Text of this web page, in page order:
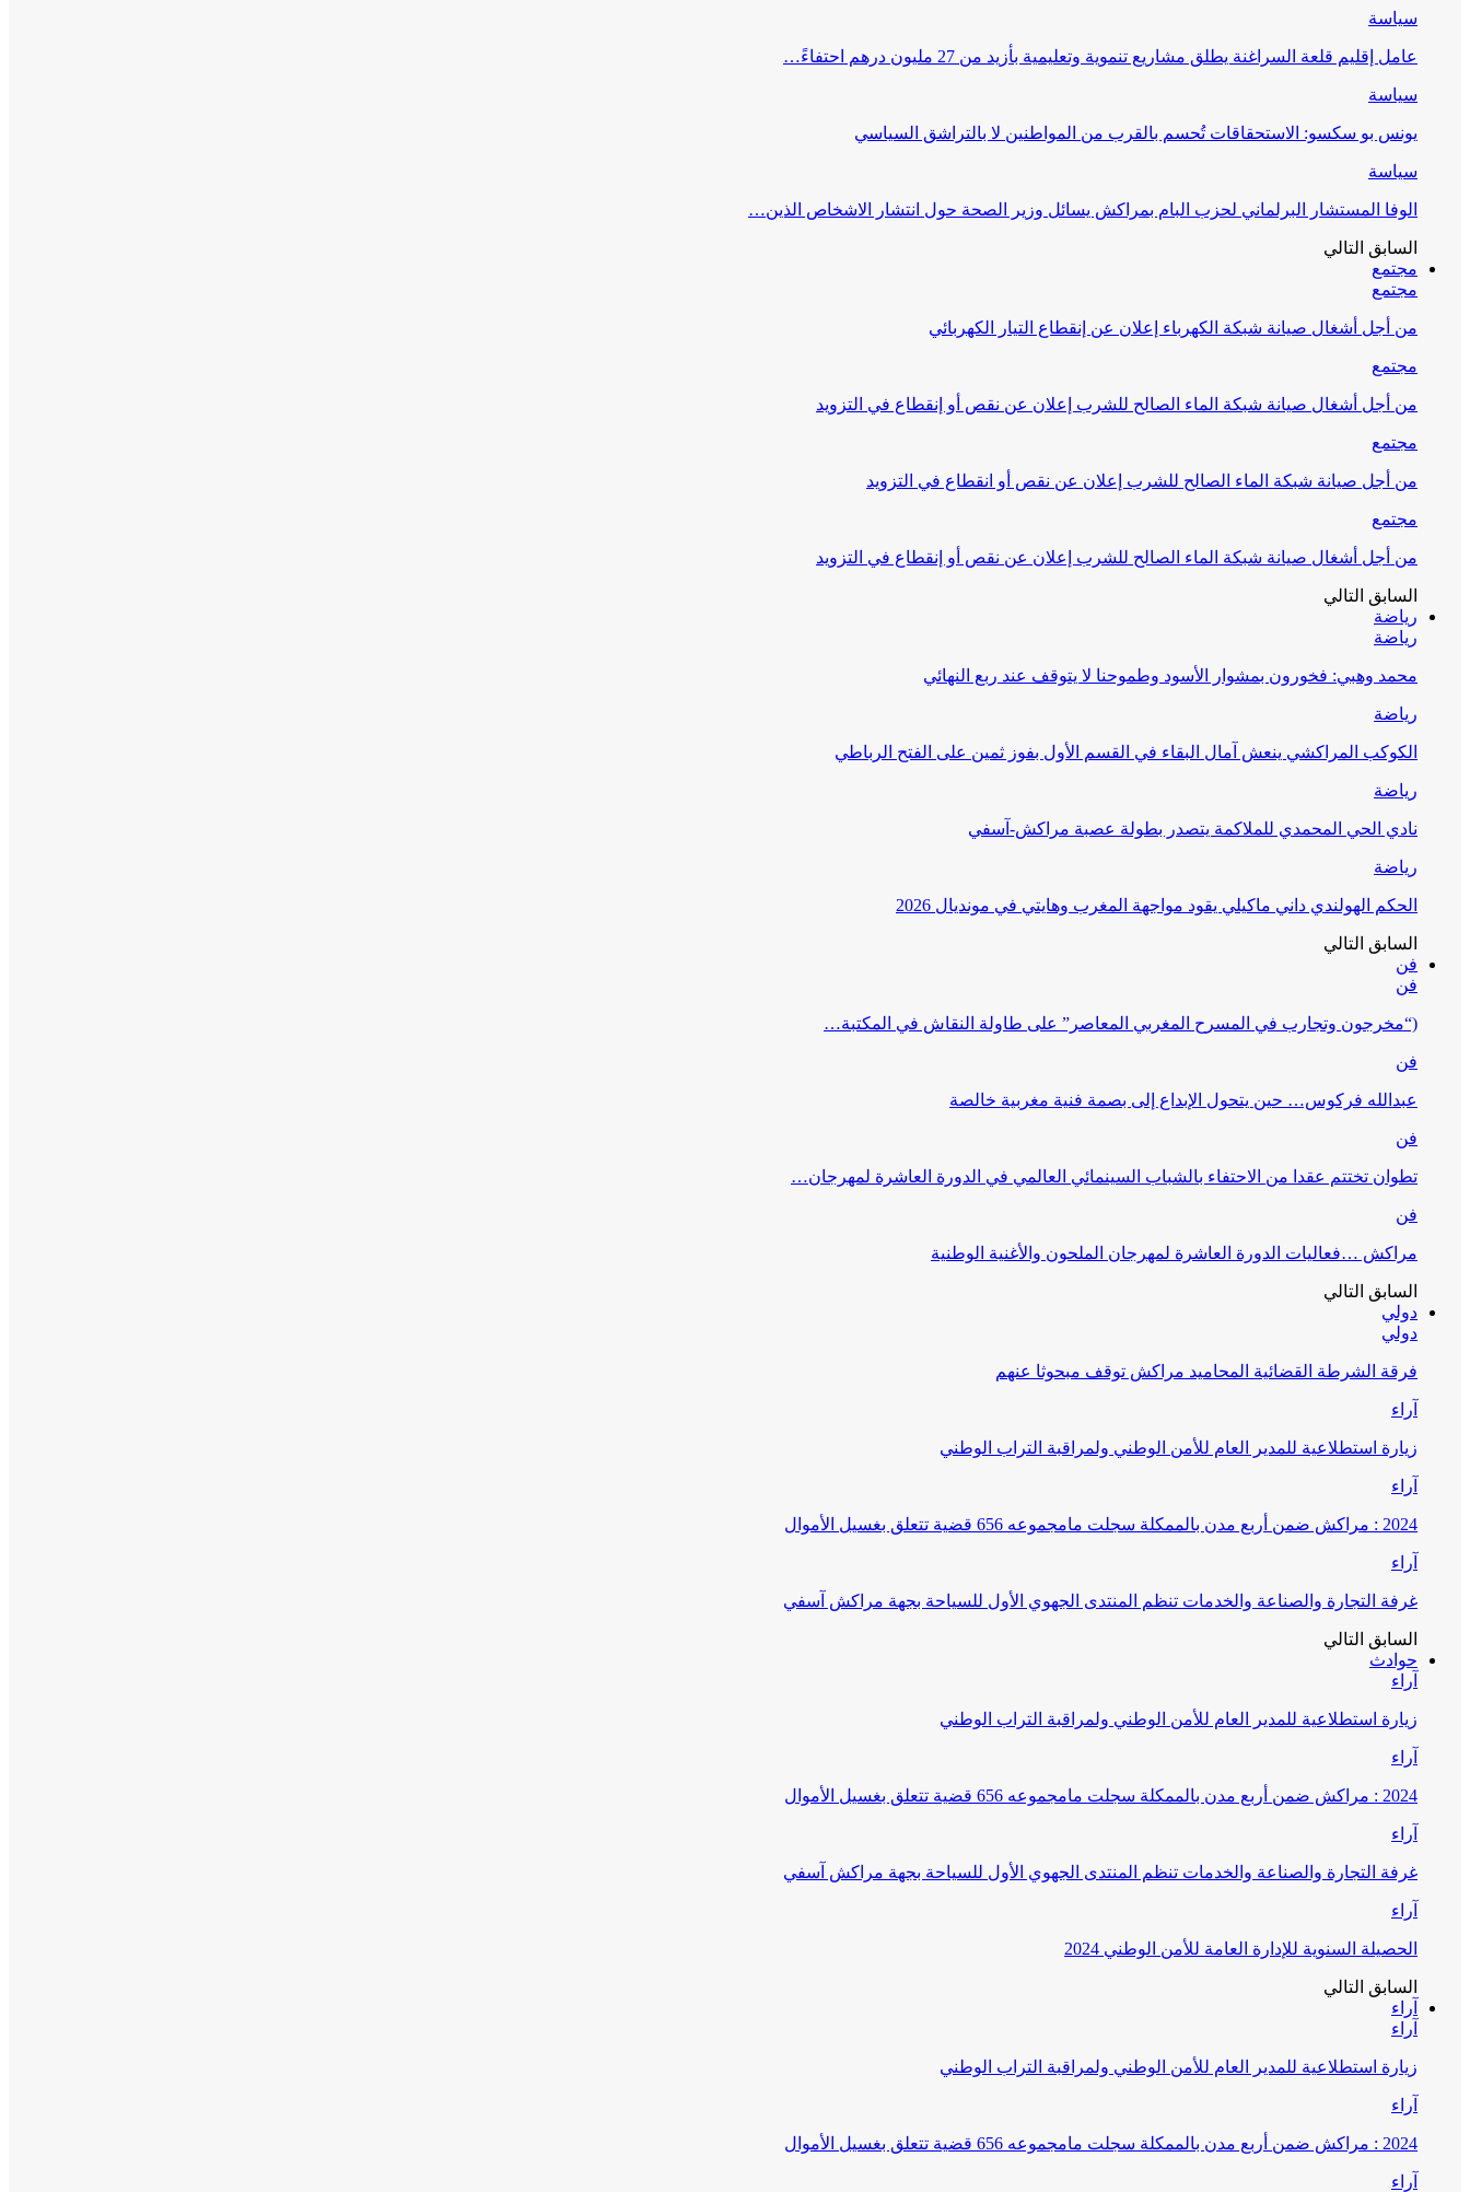
سياسة
عامل إقليم قلعة السراغنة يطلق مشاريع تنموية وتعليمية بأزيد من 27 مليون درهم احتفاءً…
سياسة
يونس بو سكسو: الاستحقاقات تُحسم بالقرب من المواطنين لا بالتراشق السياسي
سياسة
الوفا المستشار البرلماني لحزب البام بمراكش يسائل وزير الصحة حول انتشار الاشخاص الذين…
السابق التالي
مجتمع
مجتمع
من أجل أشغال صيانة شبكة الكهرباء إعلان عن إنقطاع التيار الكهربائي
مجتمع
من أجل أشغال صيانة شبكة الماء الصالح للشرب إعلان عن نقص أو إنقطاع في التزويد
مجتمع
من أجل صيانة شبكة الماء الصالح للشرب إعلان عن نقص أو انقطاع في التزويد
مجتمع
من أجل أشغال صيانة شبكة الماء الصالح للشرب إعلان عن نقص أو إنقطاع في التزويد
السابق التالي
رياضة
رياضة
محمد وهبي: فخورون بمشوار الأسود وطموحنا لا يتوقف عند ربع النهائي
رياضة
الكوكب المراكشي ينعش آمال البقاء في القسم الأول بفوز ثمين على الفتح الرباطي
رياضة
نادي الحي المحمدي للملاكمة يتصدر بطولة عصبة مراكش-آسفي
رياضة
الحكم الهولندي داني ماكيلي يقود مواجهة المغرب وهايتي في مونديال 2026
السابق التالي
فن
فن
(“مخرجون وتجارب في المسرح المغربي المعاصر” على طاولة النقاش في المكتبة…
فن
عبدالله فركوس… حين يتحول الإبداع إلى بصمة فنية مغربية خالصة
فن
تطوان تختتم عقدا من الاحتفاء بالشباب السينمائي العالمي في الدورة العاشرة لمهرجان…
فن
مراكش …فعاليات الدورة العاشرة لمهرجان الملحون والأغنية الوطنية
السابق التالي
دولي
دولي
فرقة الشرطة القضائية المحاميد مراكش توقف مبحوثا عنهم
آراء
زيارة استطلاعية للمدير العام للأمن الوطني ولمراقبة التراب الوطني
آراء
2024 : مراكش ضمن أربع مدن بالممكلة سجلت مامجموعه 656 قضية تتعلق بغسيل الأموال
آراء
غرفة التجارة والصناعة والخدمات تنظم المنتدى الجهوي الأول للسياحة بجهة مراكش آسفي
السابق التالي
حوادث
آراء
زيارة استطلاعية للمدير العام للأمن الوطني ولمراقبة التراب الوطني
آراء
2024 : مراكش ضمن أربع مدن بالممكلة سجلت مامجموعه 656 قضية تتعلق بغسيل الأموال
آراء
غرفة التجارة والصناعة والخدمات تنظم المنتدى الجهوي الأول للسياحة بجهة مراكش آسفي
آراء
الحصيلة السنوية للإدارة العامة للأمن الوطني 2024
السابق التالي
آراء
آراء
زيارة استطلاعية للمدير العام للأمن الوطني ولمراقبة التراب الوطني
آراء
2024 : مراكش ضمن أربع مدن بالممكلة سجلت مامجموعه 656 قضية تتعلق بغسيل الأموال
آراء